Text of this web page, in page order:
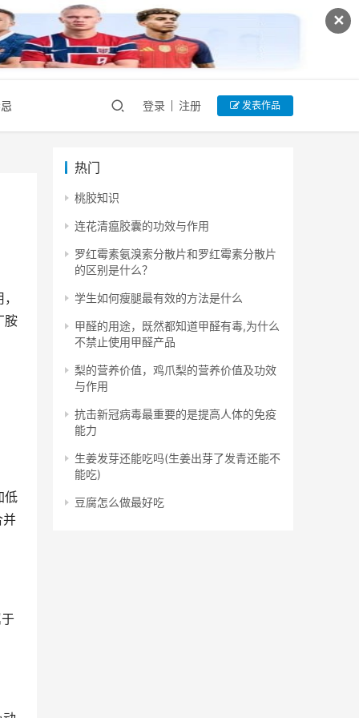
✕
登录 注册 发表作品
胺
低
并
热门
桃胶知识
连花清瘟胶囊的功效与作用
罗红霉素氨溴索分散片和罗红霉素分散片
的区别是什么？
学生如何瘦腿最有效的方法是什么
甲醛的用途，既然都知道甲醛有毒,为什么
不禁止使用甲醛产品
梨的营养价值，鸡爪梨的营养价值及功效
与作用
抗击新冠病毒最重要的是提高人体的免疫
能力
生姜发芽还能吃吗(生姜出芽了发青还能不
能吃)
豆腐怎么做最好吃